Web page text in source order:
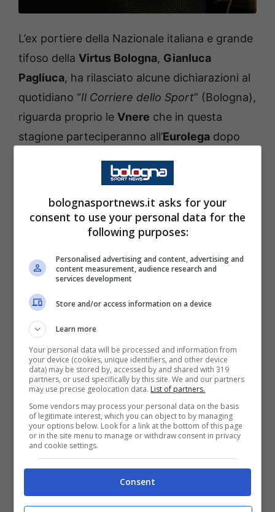
L’ex portiere della Nazionale italiana e grande
tifoso della Virtus Bologna, Gianluca
Pagliuca, ha rilasciato alcune dichiarazioni al
quotidiano “Il Corriere dello Sport” (Bologna),
riguarda proprio le Vnere che in questa
stagione parteciperanno all’Eurolega dopo
Sono felice di poter assistere all’Eurolega,
anche perchè è stato un traguardo
Coppa, in quindici anni è cambiato tutto:
calendario, squadre, giocatori, sono proprio
curioso vederla dal vivo. Ce la giocheremo in
tutte le competizioni. Anche Milano si è
rinforzata molto, Pangos a me piace
tantissimo, un degno sostituto di Rodriguez,
forse per certi versi anche meglio. Ma noi
saremo pronti anche per questo duello”.
Infine un pensiero anche sulla Fortitudo
subito su. Da lì a vincere ce ne vuole, ma
hanno fatto sforzi importanti e preso
bolognasportnews.it asks for your
consent to use your personal data for the
following purposes:
Personalised advertising and content, advertising and
content measurement, audience research and
services development
Store and/or access information on a device
Learn more
Your personal data will be processed and information from
your device (cookies, unique identifiers, and other device
data) may be stored by, accessed by and shared with 319
partners, or used specifically by this site. We and our partners
may use precise geolocation data. List of partners.
Some vendors may process your personal data on the basis
of legitimate interest, which you can object to by managing
your options below. Look for a link at the bottom of this page
or in the site menu to manage or withdraw consent in privacy
and cookie settings.
Consent